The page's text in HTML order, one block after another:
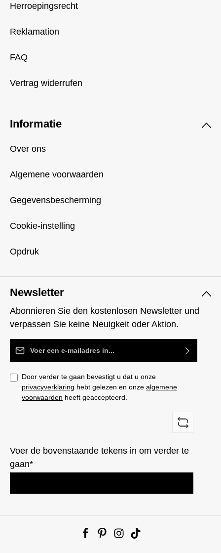
Newsletter
Abonnieren Sie den kostenlosen Newsletter und
verpassen Sie keine Neuigkeit oder Aktion.
E-mailadres*
Door verder te gaan bevestigt u dat u onze
privacyverklaring hebt gelezen en onze algemene
voorwaarden heeft geaccepteerd.
Voer de bovenstaande tekens in om verder te
gaan*
Herroepingsrecht
Reklamation
FAQ
Vertrag widerrufen
Informatie
Over ons
Algemene voorwaarden
Gegevensbescherming
Cookie-instelling
Opdruk